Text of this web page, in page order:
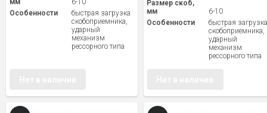
мм
6-10
Особенности
быстрая загрузка
скобоприемника,
ударный
механизм
рессорного типа
Размер скоб,
мм
6-10
Особенности
быстрая
скобоприемника,
ударный
механизм
рессорного типа